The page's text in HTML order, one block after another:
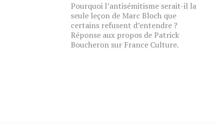
Pourquoi l’antisémitisme serait-il la
seule leçon de Marc Bloch que
certains refusent d’entendre ?
Réponse aux propos de Patrick
Boucheron sur France Culture.